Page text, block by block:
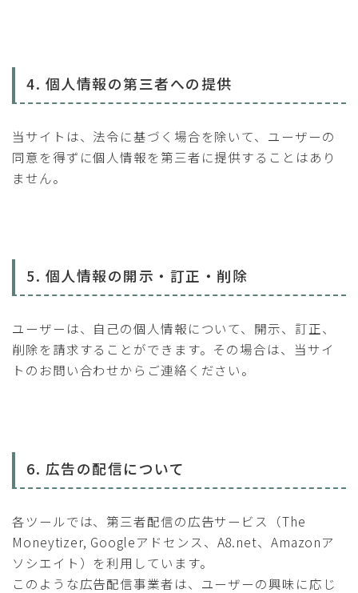
4. 個人情報の第三者への提供
当サイトは、法令に基づく場合を除いて、ユーザーの
同意を得ずに個人情報を第三者に提供することはあり
ません。
5. 個人情報の開示・訂正・削除
ユーザーは、自己の個人情報について、開示、訂正、
削除を請求することができます。その場合は、当サイ
トのお問い合わせからご連絡ください。
6. 広告の配信について
各ツールでは、第三者配信の広告サービス（The
Moneytizer, Googleアドセンス、A8.net、Amazonア
ソシエイト）を利用しています。
このような広告配信事業者は、ユーザーの興味に応じ